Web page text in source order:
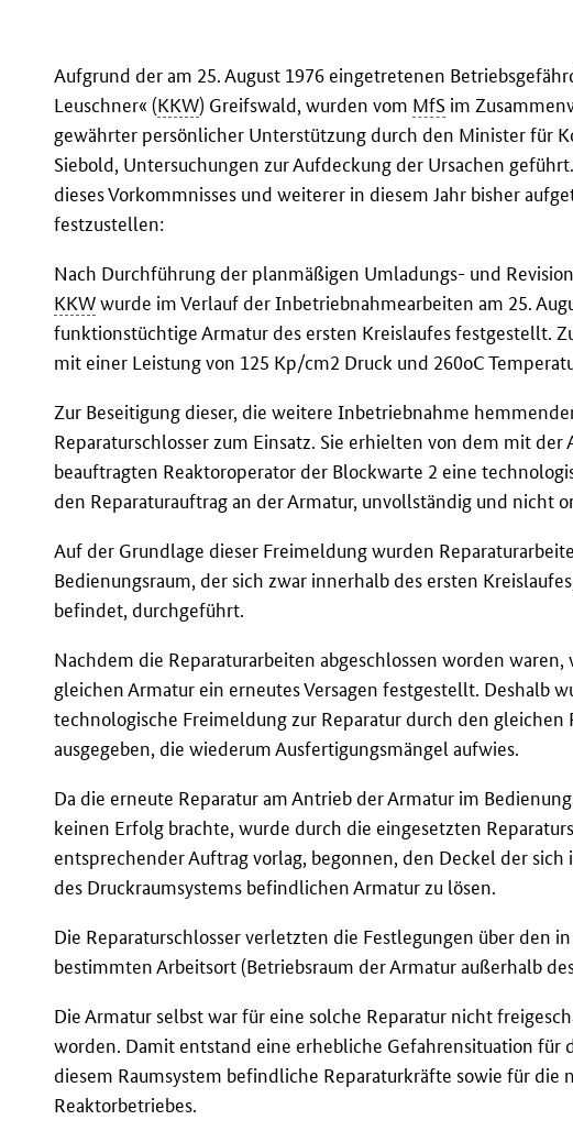
Aufgrund der am 25. August 1976 eingetretenen
Leuschner« (KKW) Greifswald, wurden vom MfS im
gewährter persönlicher Unterstützung durch den Minister für
Siebold, Untersuchungen zur Aufdeckung der Ursachen
dieses Vorkommnisses und weiterer in diesem Jahr bisher
festzustellen:
Nach Durchführung der planmäßigen Umladungs- und
KKWwurde im Verlauf der Inbetriebnahmearbeiten am 25.
funktionstüchtige Armatur des ersten Kreislaufes festgestellt.
mit einer Leistung von 125 Kp/cm2 Druck und 260oC
Zur Beseitigung dieser, die weitere Inbetriebnahme
Reparaturschlosser zum Einsatz. Sie erhielten von dem mit
beauftragten Reaktoroperator der Blockwarte 2 eine
den Reparaturauftrag an der Armatur, unvollständig und nicht
Auf der Grundlage dieser Freimeldung wurden
Bedienungsraum, der sich zwar innerhalb des ersten
befindet, durchgeführt.
Nachdem die Reparaturarbeiten abgeschlossen worden
gleichen Armatur ein erneutes Versagen festgestellt. Deshalb
technologische Freimeldung zur Reparatur durch den gleichen
ausgegeben, die wiederum Ausfertigungsmängel aufwies.
Da die erneute Reparatur am Antrieb der Armatur im
keinen Erfolg brachte, wurde durch die eingesetzten
entsprechender Auftrag vorlag, begonnen, den Deckel der
des Druckraumsystems befindlichen Armatur zu lösen.
Die Reparaturschlosser verletzten die Festlegungen über den
bestimmten Arbeitsort (Betriebsraum der Armatur außerhalb
Die Armatur selbst war für eine solche Reparatur nicht
worden. Damit entstand eine erhebliche Gefahrensituation für
diesem Raumsystem befindliche Reparaturkräfte sowie für die
Reaktorbetriebes.